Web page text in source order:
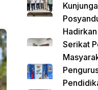
Terpadu
Serikat
Digagas